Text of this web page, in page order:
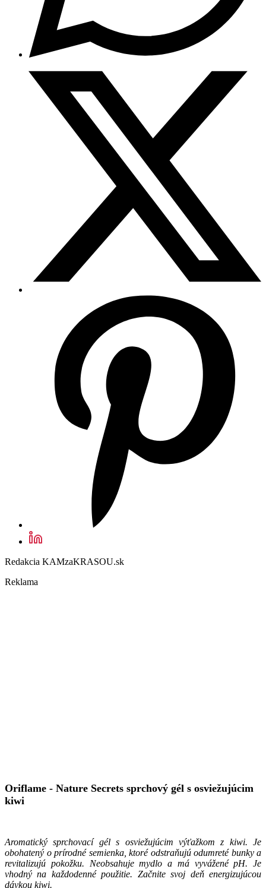
Redakcia KAMzaKRASOU.sk
Reklama
Oriflame - Nature Secrets sprchový gél s osviežujúcim
kiwi
Aromatický sprchovací gél s osviežujúcim výťažkom z kiwi. Je
obohatený o prírodné semienka, ktoré odstraňujú odumreté bunky a
revitalizujú pokožku. Neobsahuje mydlo a má vyvážené pH. Je
vhodný na každodenné použitie. Začnite svoj deň energizujúcou
dávkou kiwi.